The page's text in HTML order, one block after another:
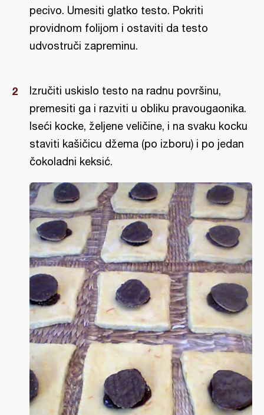
pecivo. Umesiti glatko testo. Pokriti
providnom folijom i ostaviti da testo
udvostruči zapreminu.
Izručiti uskislo testo na radnu površinu,
premesiti ga i razviti u obliku pravougaonika.
Iseći kocke, željene veličine, i na svaku kocku
staviti kašičicu džema (po izboru) i po jedan
čokoladni keksić.